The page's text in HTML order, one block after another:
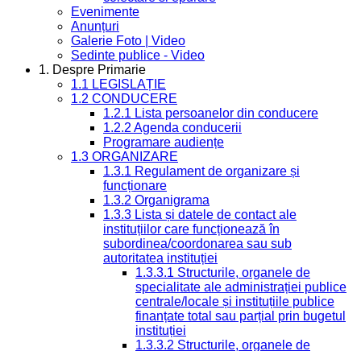
Evenimente
Anunțuri
Galerie Foto | Video
Sedinte publice - Video
1. Despre Primarie
1.1 LEGISLAȚIE
1.2 CONDUCERE
1.2.1 Lista persoanelor din conducere
1.2.2 Agenda conducerii
Programare audiențe
1.3 ORGANIZARE
1.3.1 Regulament de organizare și
funcționare
1.3.2 Organigrama
1.3.3 Lista și datele de contact ale
instituțiilor care funcționează în
subordinea/coordonarea sau sub
autoritatea instituției
1.3.3.1 Structurile, organele de
specialitate ale administrației publice
centrale/locale și instituțiile publice
finanțate total sau parțial prin bugetul
instituției
1.3.3.2 Structurile, organele de